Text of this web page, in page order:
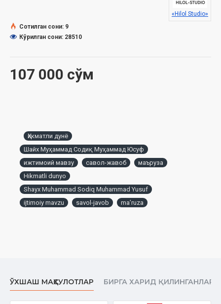
107 000 сўм
«Hilol Studio»
Сотилган сони: 9
Кўрилган сони: 28510
Ҳикматли дунё
Шайх Муҳаммад Содиқ Муҳаммад Юсуф
ижтимоий мавзу
савол-жавоб
маъруза
Hikmatli dunyo
Shayx Muhammad Sodiq Muhammad Yusuf
ijtimoiy mavzu
savol-javob maʼruza
ЎХШАШ МАҲСУЛОТЛАР БИРГА ХАРИД ҚИЛИНГАНЛАР